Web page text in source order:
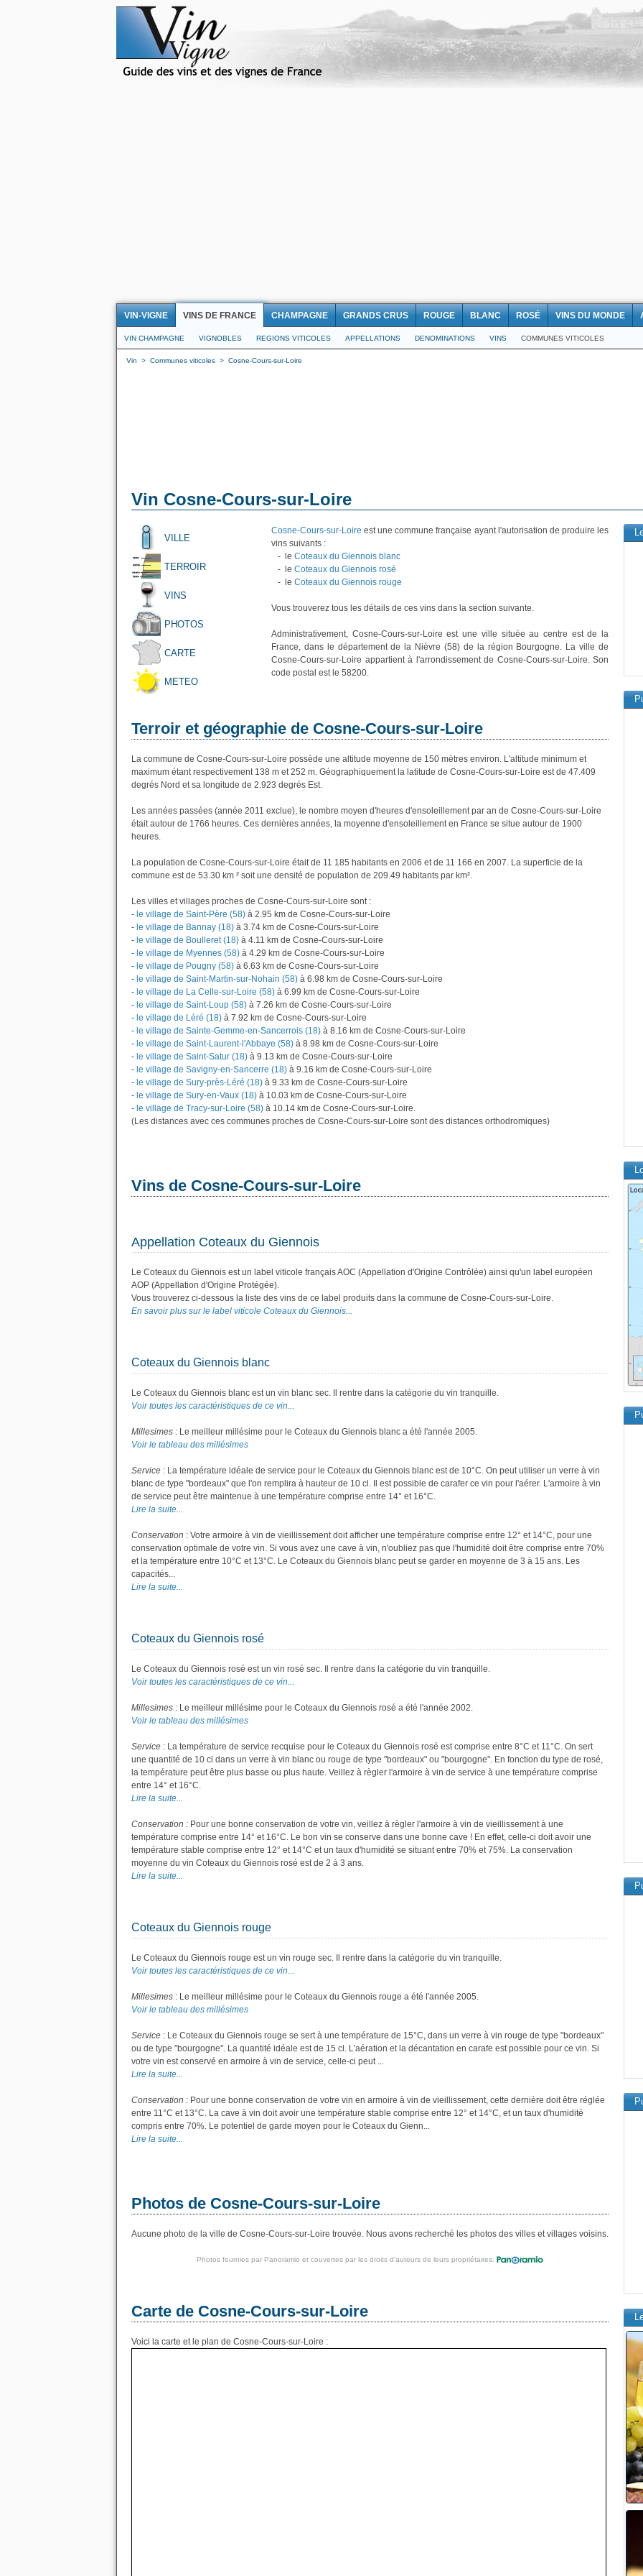
VIN-VIGNE VINS DE FRANCE CHAMPAGNE GRANDS CRUS ROUGE BLANC ROSÉ VINS DU MONDE
VIN CHAMPAGNE VIGNOBLES REGIONS VITICOLES APPELLATIONS DENOMINATIONS VINS COMMUNES VITICOLES
Vin > Communes viticoles > Cosne-Cours-sur-Loire
Vin Cosne-Cours-sur-Loire
VILLE
TERROIR
VINS
PHOTOS
CARTE
METEO
Cosne-Cours-sur-Loire est une commune française ayant l'autorisation de produire les
vins suivants :
- le Coteaux du Giennois blanc
- le Coteaux du Giennois rosé
- le Coteaux du Giennois rouge
Vous trouverez tous les détails de ces vins dans la section suivante.
Administrativement, Cosne-Cours-sur-Loire est une ville située au centre est de la
France, dans le département de la Nièvre (58) de la région Bourgogne. La ville de
Cosne-Cours-sur-Loire appartient à l'arrondissement de Cosne-Cours-sur-Loire. Son
code postal est le 58200.
Terroir et géographie de Cosne-Cours-sur-Loire
La commune de Cosne-Cours-sur-Loire possède une altitude moyenne de 150 mètres environ. L'altitude minimum et
maximum étant respectivement 138 m et 252 m. Géographiquement la latitude de Cosne-Cours-sur-Loire est de 47.409
degrés Nord et sa longitude de 2.923 degrés Est.
Les années passées (année 2011 exclue), le nombre moyen d'heures d'ensoleillement par an de Cosne-Cours-sur-Loire
était autour de 1766 heures. Ces dernières années, la moyenne d'ensoleillement en France se situe autour de 1900
heures.
La population de Cosne-Cours-sur-Loire était de 11 185 habitants en 2006 et de 11 166 en 2007. La superficie de la
commune est de 53.30 km ² soit une densité de population de 209.49 habitants par km².
Les villes et villages proches de Cosne-Cours-sur-Loire sont :
- le village de Saint-Père (58) à 2.95 km de Cosne-Cours-sur-Loire
- le village de Bannay (18) à 3.74 km de Cosne-Cours-sur-Loire
- le village de Boulleret (18) à 4.11 km de Cosne-Cours-sur-Loire
- le village de Myennes (58) à 4.29 km de Cosne-Cours-sur-Loire
- le village de Pougny (58) à 6.63 km de Cosne-Cours-sur-Loire
- le village de Saint-Martin-sur-Nohain (58) à 6.98 km de Cosne-Cours-sur-Loire
- le village de La Celle-sur-Loire (58) à 6.99 km de Cosne-Cours-sur-Loire
- le village de Saint-Loup (58) à 7.26 km de Cosne-Cours-sur-Loire
- le village de Léré (18) à 7.92 km de Cosne-Cours-sur-Loire
- le village de Sainte-Gemme-en-Sancerrois (18) à 8.16 km de Cosne-Cours-sur-Loire
- le village de Saint-Laurent-l'Abbaye (58) à 8.98 km de Cosne-Cours-sur-Loire
- le village de Saint-Satur (18) à 9.13 km de Cosne-Cours-sur-Loire
- le village de Savigny-en-Sancerre (18) à 9.16 km de Cosne-Cours-sur-Loire
- le village de Sury-près-Léré (18) à 9.33 km de Cosne-Cours-sur-Loire
- le village de Sury-en-Vaux (18) à 10.03 km de Cosne-Cours-sur-Loire
- le village de Tracy-sur-Loire (58) à 10.14 km de Cosne-Cours-sur-Loire.
(Les distances avec ces communes proches de Cosne-Cours-sur-Loire sont des distances orthodromiques)
Vins de Cosne-Cours-sur-Loire
Appellation Coteaux du Giennois
Le Coteaux du Giennois est un label viticole français AOC (Appellation d'Origine Contrôlée) ainsi qu'un label européen
AOP (Appellation d'Origine Protégée).
Vous trouverez ci-dessous la liste des vins de ce label produits dans la commune de Cosne-Cours-sur-Loire.
En savoir plus sur le label viticole Coteaux du Giennois...
Coteaux du Giennois blanc
Le Coteaux du Giennois blanc est un vin blanc sec. Il rentre dans la catégorie du vin tranquille.
Voir toutes les caractéristiques de ce vin...
Millesimes : Le meilleur millésime pour le Coteaux du Giennois blanc a été l'année 2005.
Voir le tableau des millésimes
Service : La température idéale de service pour le Coteaux du Giennois blanc est de 10°C. On peut utiliser un verre à vin
blanc de type "bordeaux" que l'on remplira à hauteur de 10 cl. Il est possible de carafer ce vin pour l'aérer. L'armoire à vin
de service peut être maintenue à une température comprise entre 14° et 16°C.
Lire la suite...
Conservation : Votre armoire à vin de vieillissement doit afficher une température comprise entre 12° et 14°C, pour une
conservation optimale de votre vin. Si vous avez une cave à vin, n'oubliez pas que l'humidité doit être comprise entre 70%
et la température entre 10°C et 13°C. Le Coteaux du Giennois blanc peut se garder en moyenne de 3 à 15 ans. Les
capacités...
Lire la suite...
Coteaux du Giennois rosé
Le Coteaux du Giennois rosé est un vin rosé sec. Il rentre dans la catégorie du vin tranquille.
Voir toutes les caractéristiques de ce vin...
Millesimes : Le meilleur millésime pour le Coteaux du Giennois rosé a été l'année 2002.
Voir le tableau des millésimes
Service : La température de service recquise pour le Coteaux du Giennois rosé est comprise entre 8°C et 11°C. On sert
une quantité de 10 cl dans un verre à vin blanc ou rouge de type "bordeaux" ou "bourgogne". En fonction du type de rosé,
la température peut être plus basse ou plus haute. Veillez à règler l'armoire à vin de service à une température comprise
entre 14° et 16°C.
Lire la suite...
Conservation : Pour une bonne conservation de votre vin, veillez à règler l'armoire à vin de vieillissement à une
température comprise entre 14° et 16°C. Le bon vin se conserve dans une bonne cave ! En effet, celle-ci doit avoir une
température stable comprise entre 12° et 14°C et un taux d'humidité se situant entre 70% et 75%. La conservation
moyenne du vin Coteaux du Giennois rosé est de 2 à 3 ans.
Lire la suite...
Coteaux du Giennois rouge
Le Coteaux du Giennois rouge est un vin rouge sec. Il rentre dans la catégorie du vin tranquille.
Voir toutes les caractéristiques de ce vin...
Millesimes : Le meilleur millésime pour le Coteaux du Giennois rouge a été l'année 2005.
Voir le tableau des millésimes
Service : Le Coteaux du Giennois rouge se sert à une température de 15°C, dans un verre à vin rouge de type "bordeaux"
ou de type "bourgogne". La quantité idéale est de 15 cl. L'aération et la décantation en carafe est possible pour ce vin. Si
votre vin est conservé en armoire à vin de service, celle-ci peut ...
Lire la suite...
Conservation : Pour une bonne conservation de votre vin en armoire à vin de vieillissement, cette dernière doit être réglée
entre 11°C et 13°C. La cave à vin doit avoir une température stable comprise entre 12° et 14°C, et un taux d'humidité
compris entre 70%. Le potentiel de garde moyen pour le Coteaux du Gienn...
Lire la suite...
Photos de Cosne-Cours-sur-Loire
Aucune photo de la ville de Cosne-Cours-sur-Loire trouvée. Nous avons recherché les photos des villes et villages voisins.
Photos fournies par Panoramio et couvertes par les droits d'auteurs de leurs propriétaires.
Carte de Cosne-Cours-sur-Loire
Voici la carte et le plan de Cosne-Cours-sur-Loire :